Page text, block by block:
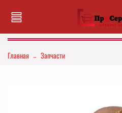
Главная Запчасти